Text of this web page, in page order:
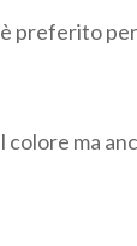
preferito
colore ma